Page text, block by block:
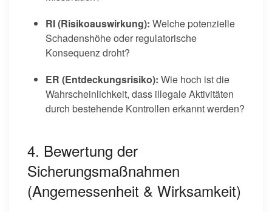
RI (Risikoauswirkung): Welche potenzielle
Schadenshöhe oder regulatorische
Konsequenz droht?
ER (Entdeckungsrisiko): Wie hoch ist die
Wahrscheinlichkeit, dass illegale Aktivitäten
durch bestehende Kontrollen erkannt werden?
4. Bewertung der
Sicherungsmaßnahmen
(Angemessenheit & Wirksamkeit)